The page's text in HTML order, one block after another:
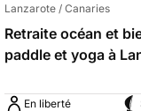
Lanzarote / Canaries
Retraite océan et
paddle et yoga à
En liberté